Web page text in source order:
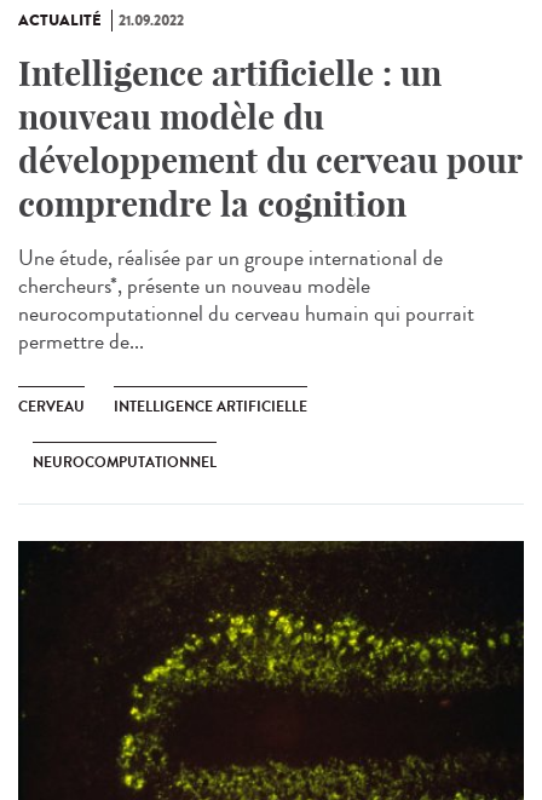
ACTUALITÉ 21.09.2022
Intelligence artificielle : un
nouveau modèle du
développement du cerveau pour
comprendre la cognition
Une étude, réalisée par un groupe international de
chercheurs*, présente un nouveau modèle
neurocomputationnel du cerveau humain qui pourrait
permettre de...
CERVEAU INTELLIGENCE ARTIFICIELLE
NEUROCOMPUTATIONNEL